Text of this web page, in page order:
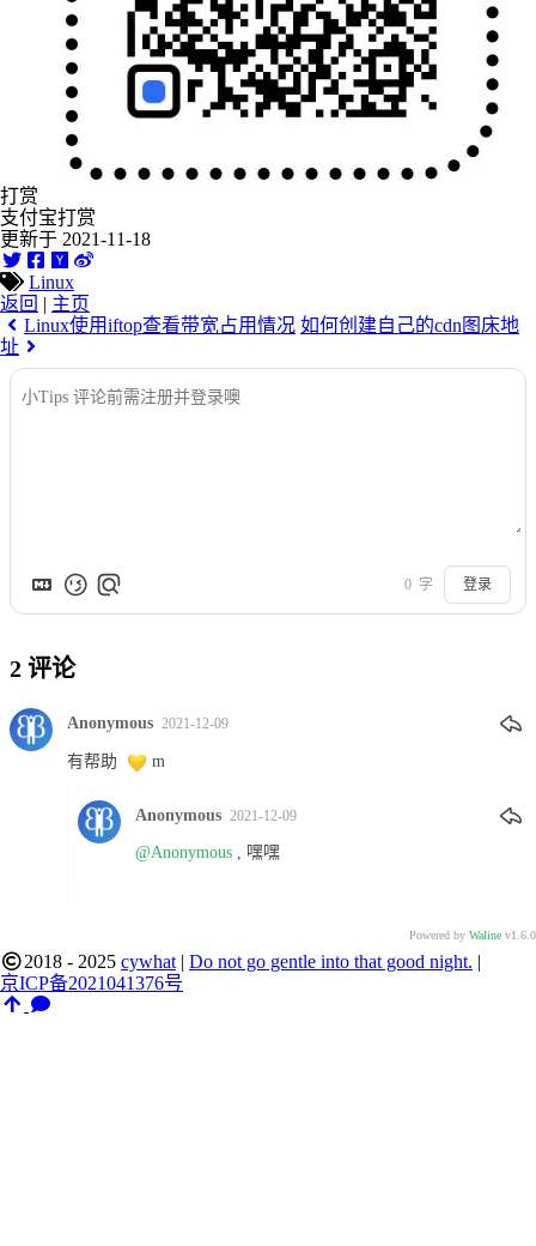
打赏
支付宝打赏
更新于 2021-11-18
Linux
返回 | 主页
Linux使用iftop查看带宽占用情况 如何创建自己的cdn图床地
址
0 字 登录
2评论
Anonymous 2021-12-09
有帮助 m
Anonymous 2021-12-09
@Anonymous , 嘿嘿
Powered by Waline v1.6.0
2018 - 2025 cywhat | Do not go gentle into that good night. |
京ICP备2021041376号